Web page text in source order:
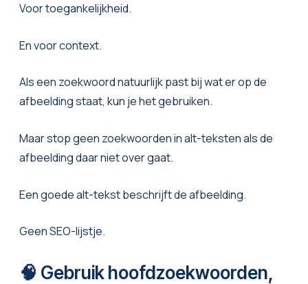
Voor toegankelijkheid.
En voor context.
Als een zoekwoord natuurlijk past bij wat er op de
afbeelding staat, kun je het gebruiken.
Maar stop geen zoekwoorden in alt-teksten als de
afbeelding daar niet over gaat.
Een goede alt-tekst beschrijft de afbeelding.
Geen SEO-lijstje.
🧠 Gebruik hoofdzoekwoorden,